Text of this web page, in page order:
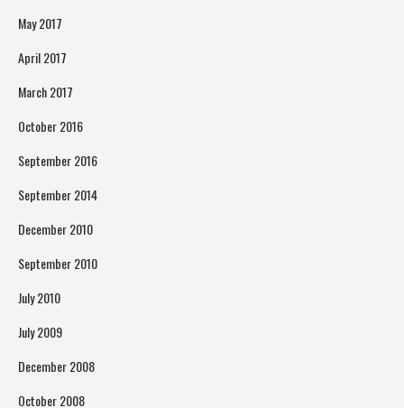
May 2017
April 2017
March 2017
October 2016
September 2016
September 2014
December 2010
September 2010
July 2010
July 2009
December 2008
October 2008